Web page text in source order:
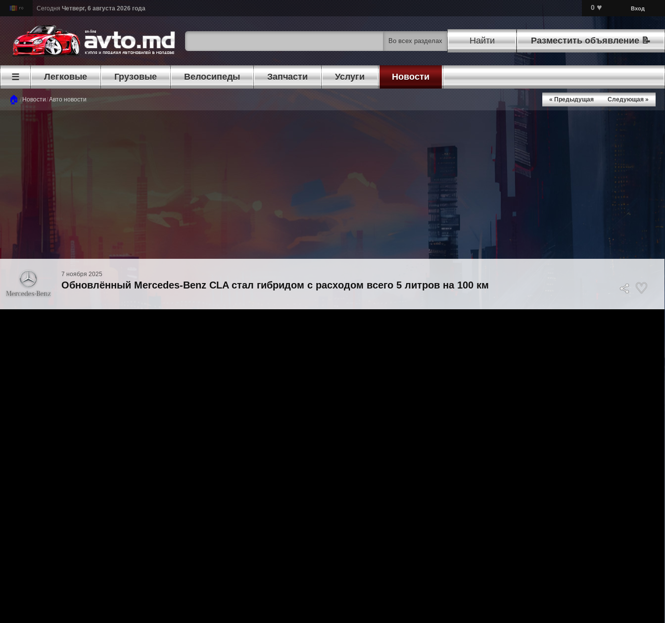
Сегодня Четверг, 6 августа 2026 года 0 ♥ Вход
Найти Разместить объявление 📝
☰ Легковые Грузовые Велосипеды Запчасти Услуги Новости
🏠 / Новости/Авто новости « Предыдущая Следующая »
7 ноября 2025
Обновлённый Mercedes-Benz CLA стал гибридом с расходом всего 5 литров на 100 км